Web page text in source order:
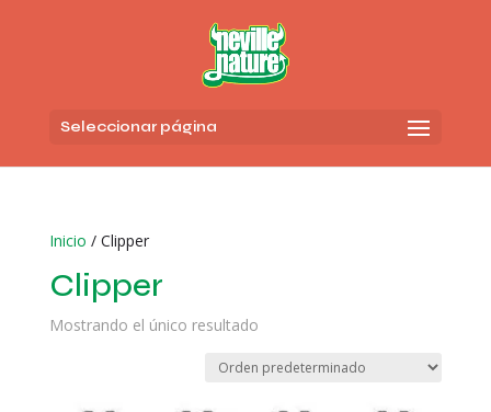
Seleccionar página
Inicio / Clipper
Clipper
Mostrando el único resultado